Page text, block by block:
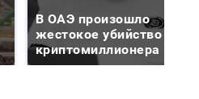
В ОАЭ произошло
жестокое убийство
криптомиллионера